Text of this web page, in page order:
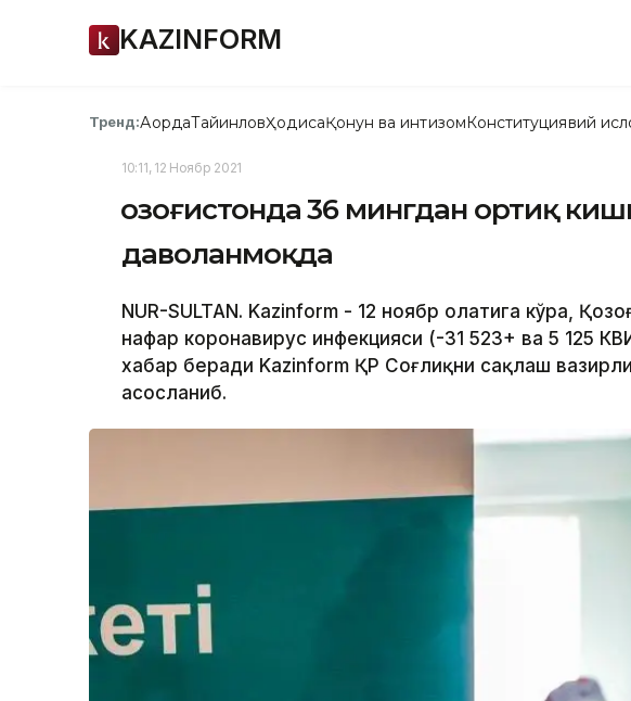
KAZINFORM
Тренд:АқордаТайинловҲодисаҚонун ва интизомКонституциявий
10:11, 12 Ноябр 2021
Қозоғистонда 36 мингдан ортиқ
даволанмоқда
NUR-SULTAN. Kazinform - 12 ноябр ҳолатига кўра,
нафар коронавирус инфекцияси (-31 523+ ва 5 125
хабар беради Kazinform ҚР Соғлиқни сақлаш
асосланиб.